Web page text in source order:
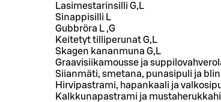
Lasimestarinsilli G,L
Sinappisilli L
Gubbröra L ,G
Keitetyt tilliperunat G,L
Skagen kananmuna G,L
Graavisiikamousse ja
Siianmäti, smetana, punasipuli ja
Hirvipastrami, hapankaali ja
Kalkkunapastrami ja